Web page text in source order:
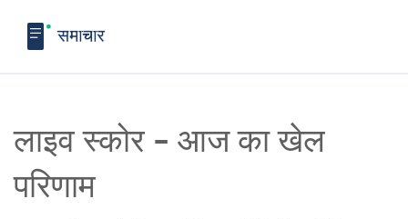
लाइव स्कोर - आज का खेल
परिणाम